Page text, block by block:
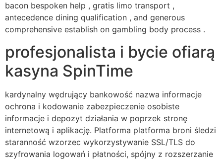
bacon bespoken help , gratis limo transport ,
antecedence dining qualification , and generous
comprehensive establish on gambling body process .
profesjonalista i bycie ofiarą
kasyna SpinTime
kardynalny wędrujący bankowość nazwa informacje
ochrona i kodowanie zabezpieczenie osobiste
informacje i depozyt działania w poprzek stronę
internetową i aplikację. Platforma platforma broni śledzi
staranność wzorzec wykorzystywanie SSL/TLS do
szyfrowania logowań i płatności, spójny z rozszerzanie